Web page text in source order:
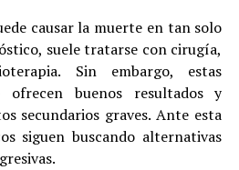
causar la muerte en tan solo
suele tratarse con cirugía,
Sin embargo, estas
ofrecen buenos resultados y
secundarios graves. Ante esta
siguen buscando alternativas